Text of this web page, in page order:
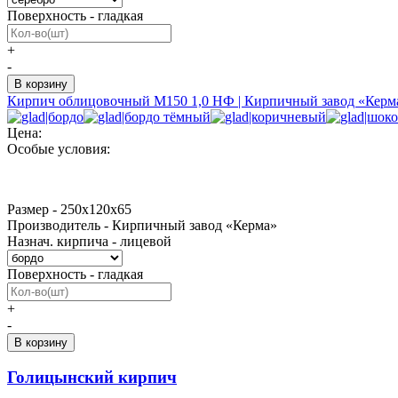
Поверхность - гладкая
+
-
Кирпич облицовочный М150 1,0 НФ | Кирпичный завод
Цена:
Особые условия:
Размер - 250х120х65
Производитель - Кирпичный завод «Керма»
Назнач. кирпича - лицевой
Поверхность - гладкая
+
-
Голицынский кирпич